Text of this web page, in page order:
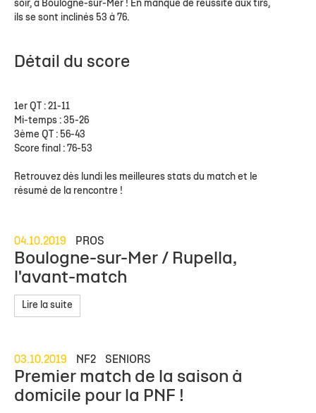
soir, à Boulogne-sur-Mer ! En manque de réussite aux tirs,
ils se sont inclinés 53 à 76.
Détail du score
1er QT : 21-11
Mi-temps : 35-26
3ème QT : 56-43
Score final : 76-53
Retrouvez dès lundi les meilleures stats du match et le
résumé de la rencontre !
04.10.2019 PROS
Boulogne-sur-Mer / Rupella,
l'avant-match
Lire la suite
03.10.2019 NF2 SENIORS
Premier match de la saison à
domicile pour la PNF !